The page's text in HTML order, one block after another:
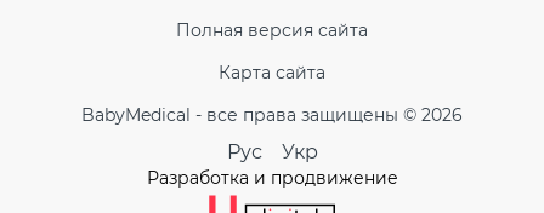
Полная версия сайта
Карта сайта
BabyMedical - все права защищены © 2026
Рус Укр
Разработка и продвижение